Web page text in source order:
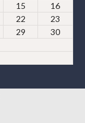
15
16
22
23
29
30